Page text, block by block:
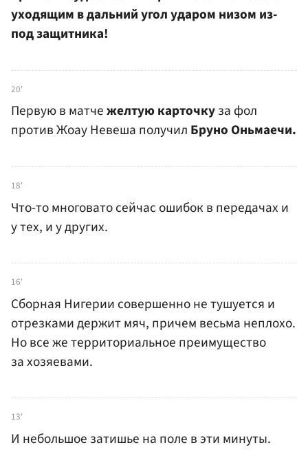
уходящим в дальний угол ударом низом из-
под защитника!
20'
Первую в матчежелтую карточкуза фол
против Жоау Невеша получил Бруно Оньмаечи.
18'
Что-то многовато сейчас ошибок в передачах и
у тех, и у других.
16'
Сборная Нигерии совершенно не тушуется и
отрезками держит мяч, причем весьма неплохо.
Но все же территориальное преимущество
за хозяевами.
13'
И небольшое затишье на поле в эти минуты.